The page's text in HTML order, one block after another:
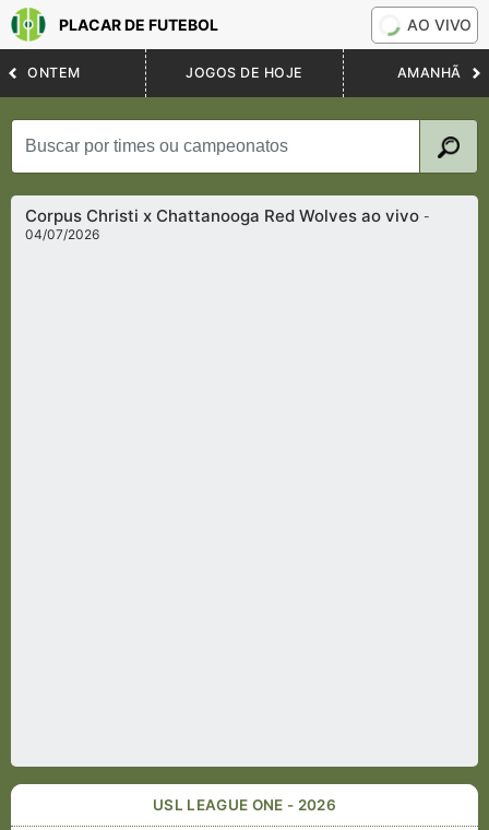
PLACAR DE FUTEBOL AO VIVO
ONTEM JOGOS DE HOJE AMANHÃ
Corpus Christi x Chattanooga Red Wolves ao vivo-
04/07/2026
USL LEAGUE ONE - 2026